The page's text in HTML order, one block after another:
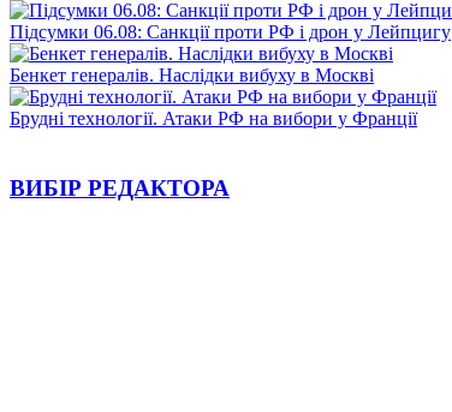
Підсумки 06.08: Санкції проти РФ і дрон у Лейпцигу
Бенкет генералів. Наслідки вибуху в Москві
Брудні технології. Атаки РФ на вибори у Франції
ВИБІР РЕДАКТОРА